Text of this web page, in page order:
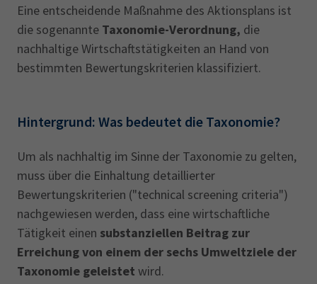
Eine entscheidende Maßnahme des Aktionsplans ist
die sogenannte Taxonomie-Verordnung, die
nachhaltige Wirtschaftstätigkeiten an Hand von
bestimmten Bewertungskriterien klassifiziert.
Hintergrund: Was bedeutet die Taxonomie?
Um als nachhaltig im Sinne der Taxonomie zu gelten,
muss über die Einhaltung detaillierter
Bewertungskriterien ("technical screening criteria")
nachgewiesen werden, dass eine wirtschaftliche
Tätigkeit einen substanziellen Beitrag zur
Erreichung von einem der sechs Umweltziele der
Taxonomie geleistet wird.